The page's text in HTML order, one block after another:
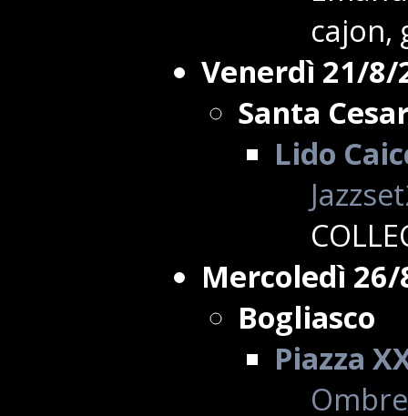
cajon,
Venerdì 21/8/
Santa
Lido
Mercoledì
Bogliasco
Piazza